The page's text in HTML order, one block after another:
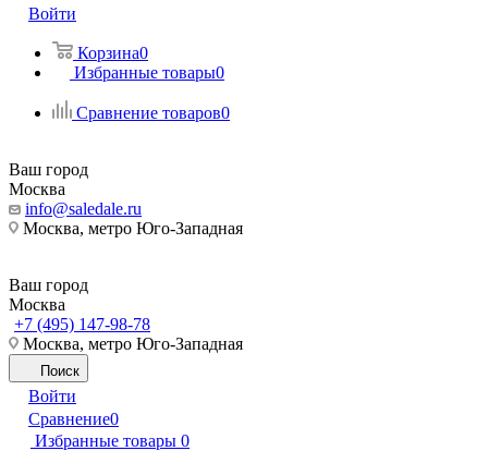
Войти
Корзина0
Избранные товары0
Сравнение товаров0
Ваш город
Москва
info@saledale.ru
Москва, метро Юго-Западная
Ваш город
Москва
+7 (495) 147-98-78
Москва, метро Юго-Западная
Поиск
Войти
Сравнение0
Избранные товары 0